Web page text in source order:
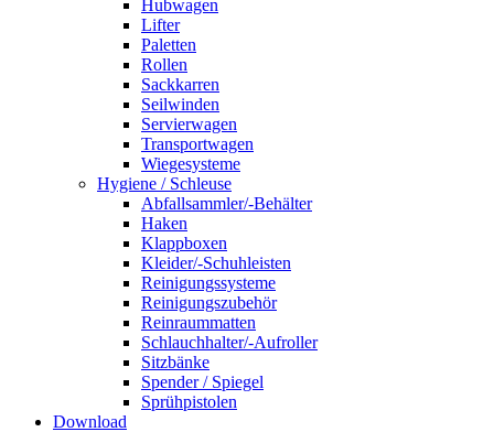
Hubwagen
Lifter
Paletten
Rollen
Sackkarren
Seilwinden
Servierwagen
Transportwagen
Wiegesysteme
Hygiene / Schleuse
Abfallsammler/-Behälter
Haken
Klappboxen
Kleider/-Schuhleisten
Reinigungssysteme
Reinigungszubehör
Reinraummatten
Schlauchhalter/-Aufroller
Sitzbänke
Spender / Spiegel
Sprühpistolen
Download